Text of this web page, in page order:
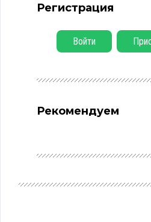
Регистрация
Войти
Рекомендуем